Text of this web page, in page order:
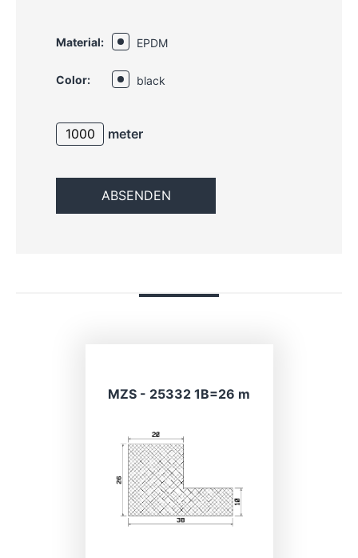
Material: EPDM
Color: black
meter
MZS - 25332 1B=26 m